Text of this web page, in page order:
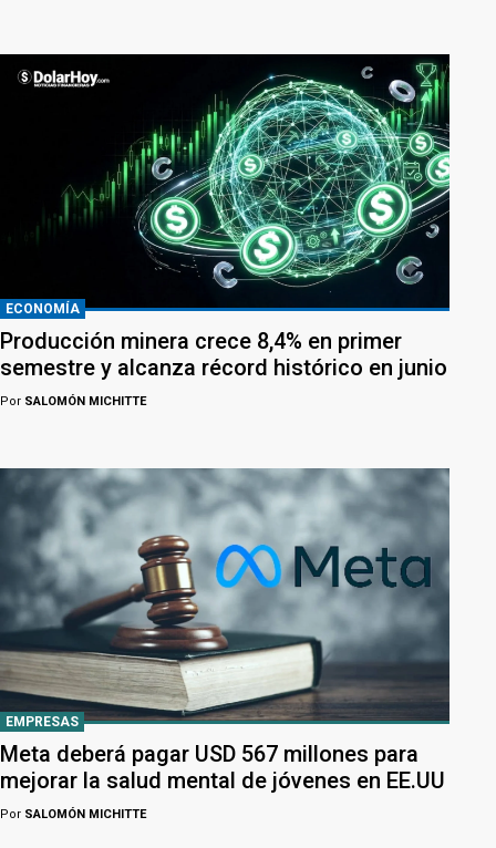
ECONOMÍA
Producción minera crece 8,4% en primer
semestre y alcanza récord histórico en junio
Por SALOMÓN MICHITTE
EMPRESAS
Meta deberá pagar USD 567 millones para
mejorar la salud mental de jóvenes en EE.UU
Por SALOMÓN MICHITTE